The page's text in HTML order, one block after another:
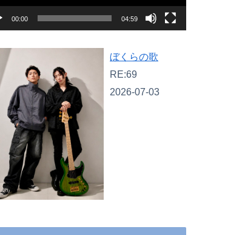
00:00 04:59
ぼくらの歌
RE:69
2026-07-03